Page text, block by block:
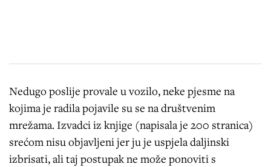
Nedugo poslije provale u vozilo, neke pjesme na
kojima je radila pojavile su se na društvenim
mrežama. Izvadci iz knjige (napisala je 200 stranica)
srećom nisu objavljeni jer ju je uspjela daljinski
izbrisati, ali taj postupak ne može ponoviti s